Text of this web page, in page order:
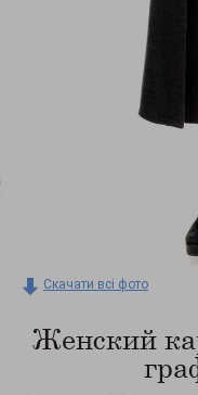
Скачати всі фото
Женский